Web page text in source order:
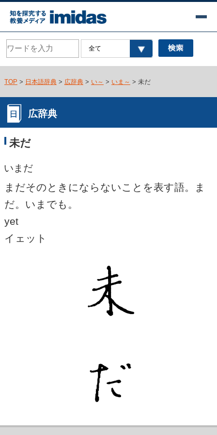
TOP > 日本語辞典> 広辞典> い～ > いま～ > 未だ
広辞典
未だ
いまだ
まだそのときにならないことを表す語。ま
だ。いまでも。
yet
イェット